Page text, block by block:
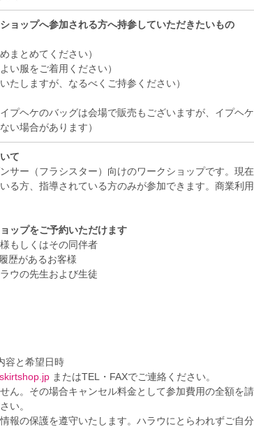
ョップへ参加される方へ持参していただきたいもの
まとめてください）
い服をご着用ください）
たしますが、なるべくご持参ください）
プヘケのバッグは会場で販売もございますが、イプヘ
い場合があります）
て
サー（フラシスター）向けのワークショップです。現
る方、指導されている方のみが参加できます。商業利
ップをご予約いただけます
もしくはその同伴者
歴があるお客様
ウの先生および生徒
容と希望日時
またはTEL・FAXでご連絡ください。
ん。その場合キャンセル料金として参加費用の全額を
い。
報の保護を遵守いたします。ハラウにとらわれずご自